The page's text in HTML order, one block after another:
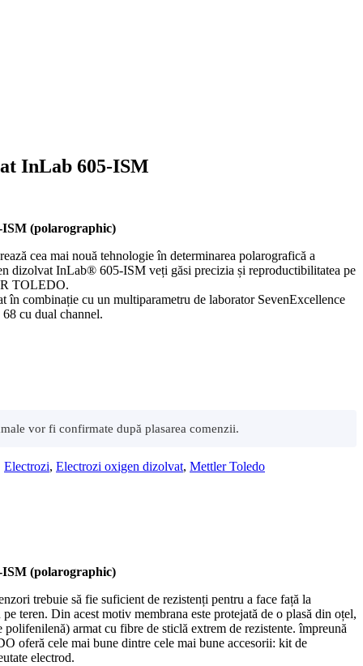
InLab 605-ISM
(polarographic)
cea mai nouă tehnologie în determinarea polarografică a
dizolvat InLab® 605-ISM veți găsi precizia și reproductibilitatea pe
TOLEDO.
combinație cu un multiparametru de laborator SevenExcellence
cu dual channel.
vor fi confirmate după plasarea comenzii.
Electrozi, Electrozi oxigen dizolvat, Mettler Toledo
(polarographic)
trebuie să fie suficient de rezistenți pentru a face față la
teren. Din acest motiv membrana este protejată de o plasă din oțel,
armat cu fibre de sticlă extrem de rezistente. împreună
cele mai bune dintre cele mai bune accesorii: kit de
electrod.